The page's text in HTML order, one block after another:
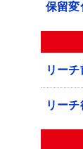
保留変
リー
リー